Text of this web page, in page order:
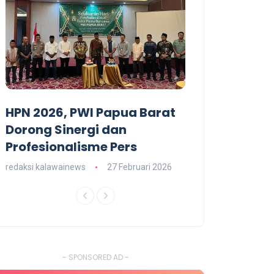
HPN 2026, PWI Papua Barat
Dorong Sinergi dan
Profesionalisme Pers
redaksi kalawainews 27 Februari 2026
- SPONSORED AD -